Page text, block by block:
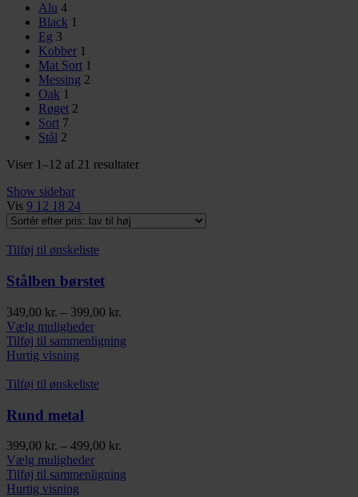
Alu 4
Black 1
Eg 3
Kobber 1
Mat Sort 1
Messing 2
Oak 1
Røget 2
Sort 7
Stål 2
Viser 1–12 af 21 resultaterSorteret
Show sidebar
Vis 9 12 18 24
Tilføj til ønskeliste
Stålben børstet
349,00 kr. – 399,00 kr.
til
Vælg mulighederDette
vare
varianter.
på
varesiden
Tilføj til sammenligning
Hurtig visning
Tilføj til ønskeliste
Rund metal
399,00 kr. – 499,00 kr.
til
Vælg mulighederDette
vare
Tilføj til sammenligning
Hurtig visning